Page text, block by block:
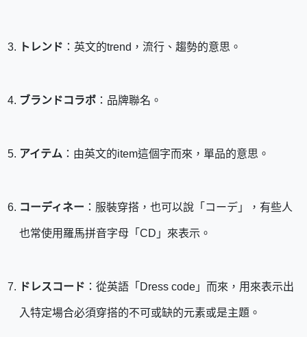
トレンド ：英文的trend，流行、趨勢的意思。
ブランドコラボ ：品牌聯名。
アイテム ：由英文的item這個字而來，單品的意思。
コーディネー ：服裝穿搭，也可以說「コーデ」，有些人
也常使用羅馬拼音字母「CD」來表示。
ドレスコード ：從英語「Dress code」而來，用來表示出
入特定場合必須穿搭的不可或缺的元素或是主題。